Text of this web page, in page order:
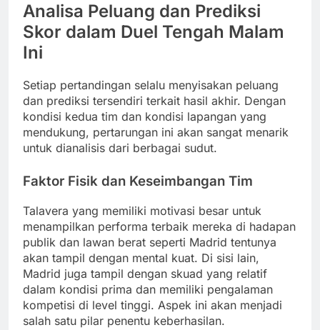
Analisa Peluang dan Prediksi
Skor dalam Duel Tengah Malam
Ini
Setiap pertandingan selalu menyisakan peluang
dan prediksi tersendiri terkait hasil akhir. Dengan
kondisi kedua tim dan kondisi lapangan yang
mendukung, pertarungan ini akan sangat menarik
untuk dianalisis dari berbagai sudut.
Faktor Fisik dan Keseimbangan Tim
Talavera yang memiliki motivasi besar untuk
menampilkan performa terbaik mereka di hadapan
publik dan lawan berat seperti Madrid tentunya
akan tampil dengan mental kuat. Di sisi lain,
Madrid juga tampil dengan skuad yang relatif
dalam kondisi prima dan memiliki pengalaman
kompetisi di level tinggi. Aspek ini akan menjadi
salah satu pilar penentu keberhasilan.